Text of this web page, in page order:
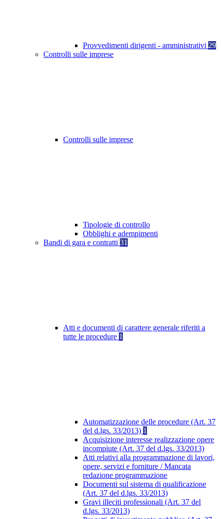
Provvedimenti dirigenti - amministrativi 29
Controlli sulle imprese
Controlli sulle imprese
Tipologie di controllo
Obblighi e adempimenti
Bandi di gara e contratti 31
Atti e documenti di carattere generale riferiti a
tutte le procedure 1
Automatizzazione delle procedure (Art. 37
del d.lgs. 33/2013) 1
Acquisizione interesse realizzazione opere
incompiute (Art. 37 del d.lgs. 33/2013)
Atti relativi alla programmazione di lavori,
opere, servizi e forniture / Mancata
redazione programmazione
Documenti sul sistema di qualificazione
(Art. 37 del d.lgs. 33/2013)
Gravi illeciti professionali (Art. 37 del
d.lgs. 33/2013)